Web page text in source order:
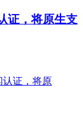
证，将原生支